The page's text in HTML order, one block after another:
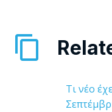
Τι νέο